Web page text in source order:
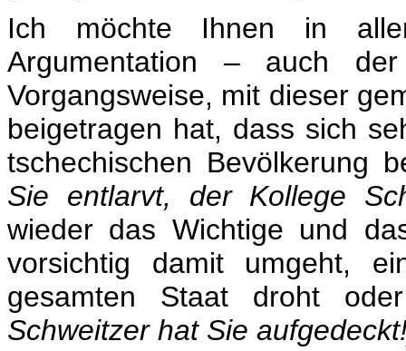
Ich möchte Ihnen in
Argumentation – auch
Vorgangsweise, mit dieser
beigetragen hat, dass sich
tschechischen Bevölkerung
Sie entlarvt, der Kollege
wieder das Wichtige und
vorsichtig damit umgeht,
gesamten Staat droht
Schweitzer hat Sie